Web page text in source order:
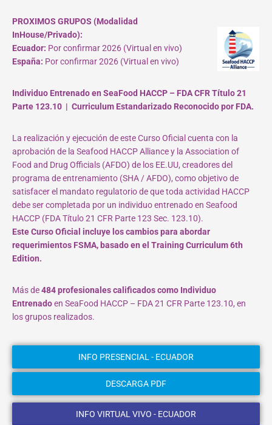
PROXIMOS GRUPOS (Modalidad
InHouse/Privado):
Ecuador: Por confirmar 2026 (Virtual en vivo)
España: Por confirmar 2026 (Virtual en vivo)
Individuo Entrenado en SeaFood HACCP – FDA CFR Título 21
Parte 123.10 | Curriculum Estandarizado Reconocido por FDA.
La realización y ejecución de este Curso Oficial cuenta con la
aprobación de la Seafood HACCP Alliance y la Association of
Food and Drug Officials (AFDO) de los EE.UU, creadores del
programa de entrenamiento (SHA / AFDO), como objetivo de
satisfacer el mandato regulatorio de que toda actividad HACCP
debe ser completada por un individuo entrenado en Seafood
HACCP (FDA Título 21 CFR Parte 123 Sec. 123.10).
Este Curso Oficial incluye los cambios para abordar
requerimientos FSMA, basado en el Training Curriculum 6th
Edition.
Más de484 profesionales calificados como Individuo
Entrenadoen SeaFood HACCP – FDA 21 CFR Parte 123.10, en
los grupos realizados.
INFO PRESENCIAL - ECUADOR
DESCARGA PDF
INFO VIRTUAL VIVO - ECUADOR